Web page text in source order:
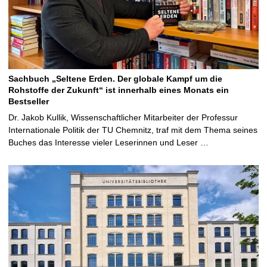
Sachbuch „Seltene Erden. Der globale Kampf um die
Rohstoffe der Zukunft“ ist innerhalb eines Monats ein
Bestseller
Dr. Jakob Kullik, Wissenschaftlicher Mitarbeiter der Professur
Internationale Politik der TU Chemnitz, traf mit dem Thema seines
Buches das Interesse vieler Leserinnen und Leser …